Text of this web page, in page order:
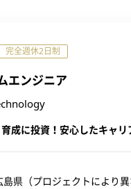
完全週休2日制
エンジニア
成に投資！安心したキャリ
島県（プロジェクトにより